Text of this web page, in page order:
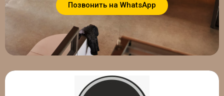
Позвонить на WhatsApp